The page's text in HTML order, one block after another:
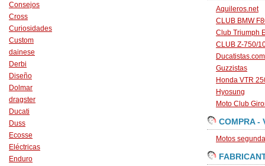
Consejos
Cross
Curiosidades
Custom
dainese
Derbi
Diseño
Dolmar
dragster
Ducati
Duss
Ecosse
Eléctricas
Enduro
Aquileros.net
CLUB BMW
Club Triumph
CLUB Z-750/
Ducatistas.com
Guzzistas
Honda VTR
Hyosung
Moto Club
COMPRA -
Motos